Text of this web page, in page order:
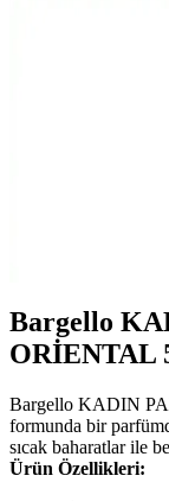
Bargello
ORİENTAL
Bargello KADIN
formunda bir
sıcak baharatlar ile
Ürün Özellikleri: